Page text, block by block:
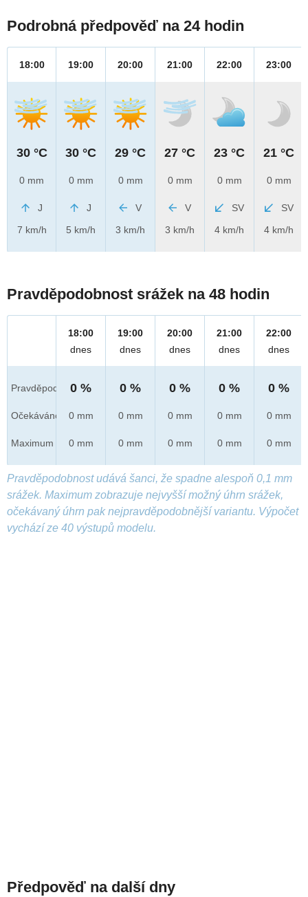
Podrobná předpověď na 24 hodin
18:00
30 °C
0 mm
J
7 km/h
19:00
30 °C
0 mm
J
5 km/h
20:00
29 °C
0 mm
V
3 km/h
21:00
27 °C
0 mm
V
3 km/h
22:00
23 °C
0 mm
SV
4 km/h
23:00
21 °C
0 mm
SV
4 km/h
Pravděpodobnost srážek na 48 hodin
Pravděpod.
Očekáváno
Maximum
18:00
dnes
0 %
0 mm
0 mm
19:00
dnes
0 %
0 mm
0 mm
20:00
dnes
0 %
0 mm
0 mm
21:00
dnes
0 %
0 mm
0 mm
22:00
dnes
0 %
0 mm
0 mm
Pravděpodobnost udává šanci, že spadne alespoň 0,1 mm
srážek. Maximum zobrazuje nejvyšší možný úhrn srážek,
očekávaný úhrn pak nejpravděpodobnější variantu. Výpočet
vychází ze 40 výstupů modelu.
Předpověď na další dny